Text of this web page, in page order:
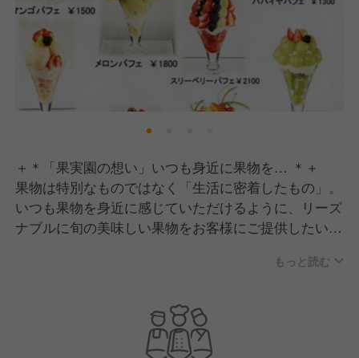
＋＊「果実園の想い」いつも身近に果物を… ＊＋
果物は特別なものではなく「生活に密着したもの」。
いつも果物を身近に感じていただけるように、リーズ
ナブルに旬の美味しい果物をお客様にご提供したいと
当社自慢のフルーツは、オーナー自ら市場へと赴いて
その目で選びぬいた新鮮で熟したものを、一番いい状
態でお客様にお届けします♪
フルーツへのこだわりがあふれるお店で、一緒に働き
もっと読む